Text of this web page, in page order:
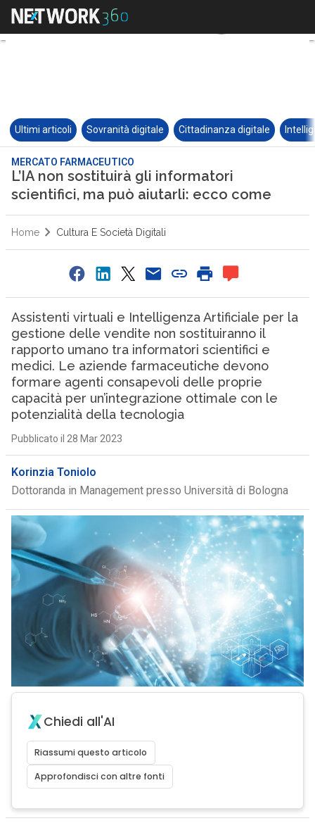
Ultimi articoli Sovranità digitale Cittadinanza digitale
MERCATO FARMACEUTICO
L’IA non sostituirà gli informatori
scientifici, ma può aiutarli: ecco come
Home Cultura E Società Digitali
Assistenti virtuali e Intelligenza Artificiale per la
gestione delle vendite non sostituiranno il
rapporto umano tra informatori scientifici e
medici. Le aziende farmaceutiche devono
formare agenti consapevoli delle proprie
capacità per un’integrazione ottimale con le
potenzialità della tecnologia
Pubblicato il 28 Mar 2023
Korinzia Toniolo
Dottoranda in Management presso Università di Bologna
Chiedi all'AI
Riassumi questo articolo
Approfondisci con altre fonti